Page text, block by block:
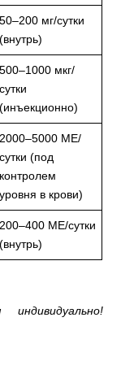
50–200 мг/сутки
(внутрь)
500–1000 мкг/
сутки
(инъекционно)
2000–5000 МЕ/
сутки (под
контролем
уровня в крови)
200–400 МЕ/сутки
(внутрь)